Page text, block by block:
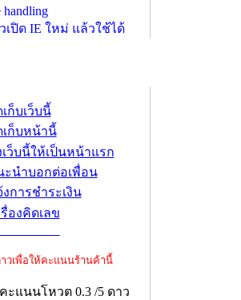
handling
เปิด IE ใหม่ แล้วใช้ได้
เก็บเว็บนี้
เก็บหน้านี้
เว็บนี้ให้เป็นหน้าแรก
ะนำบอกต่อเพื่อน
งการชำระเงิน
รื่องคิดเลข
วเพื่อให้คะแนนร้านค้านี้
คะแนนโหวต 0.3 /5 ดาว